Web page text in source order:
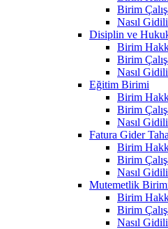
Birim
Nasıl
Disiplin ve
Birim
Birim
Nasıl
Eğitim Birimi
Birim
Birim
Nasıl
Fatura Gider
Birim
Birim
Nasıl
Mutemetlik
Birim
Birim
Nasıl